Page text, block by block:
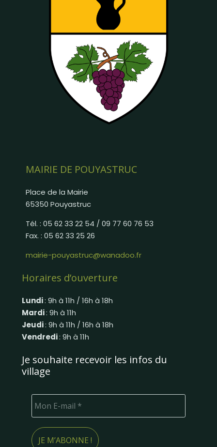
MAIRIE DE POUYASTRUC
Place de la Mairie
65350 Pouyastruc
Tél. : 05 62 33 22 54 / 09 77 60 76 53
Fax. : 05 62 33 25 26
mairie-pouyastruc@wanadoo.fr
Horaires d’ouverture
Lundi: 9h à 11h / 16h à 18h
Mardi: 9h à 11h
Jeudi: 9h à 11h / 16h à 18h
Vendredi: 9h à 11h
Je souhaite recevoir les infos du
village